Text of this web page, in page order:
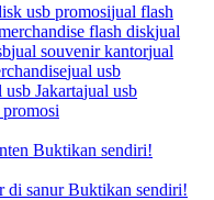
usb promosijual flash
flash diskjual
jual souvenir kantorjual
jual usb
usb Jakartajual usb
promosi
Buktikan sendiri!
di sanur Buktikan sendiri!